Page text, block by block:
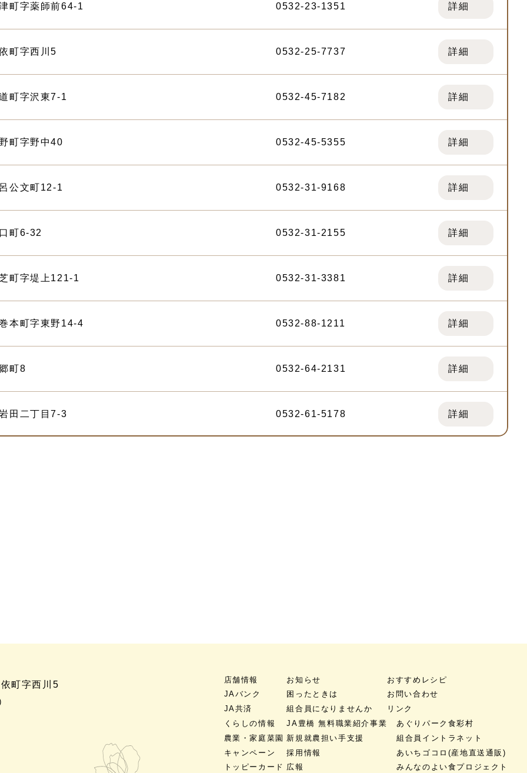
町字薬師前64-1 0532-23-1351 詳細
町字西川5 0532-25-7737 詳細
町字沢東7-1 0532-45-7182 詳細
町字野中40 0532-45-5355 詳細
公文町12-1 0532-31-9168 詳細
町6-32 0532-31-2155 詳細
町字堤上121-1 0532-31-3381 詳細
本町字東野14-4 0532-88-1211 詳細
町8 0532-64-2131 詳細
田二丁目7-3 0532-61-5178 詳細
町字西川5
店舗情報
JAバンク
JA共済
くらしの情報
農業・家庭菜園
キャンペーン
トッピーカード
お知らせ
困ったときは
組合員になりませんか
JA豊橋 無料職業紹介事業
新規就農担い手支援
採用情報
広報
おすすめレシピ
お問い合わせ
リンク
あぐりパーク食彩村
組合員イントラネット
あいちゴコロ (産地直送通販)
みんなのよい食プロジェクト